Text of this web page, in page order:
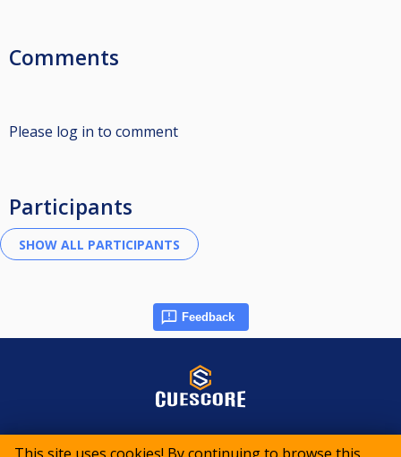
Comments
Please log in to comment
Participants
Feedback
© 2015-2026 CueScore International